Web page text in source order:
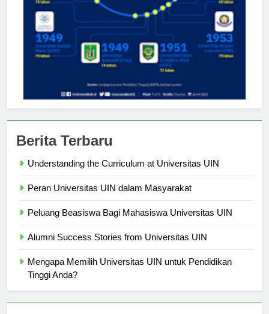
Berita Terbaru
Understanding the Curriculum at Universitas UIN
Peran Universitas UIN dalam Masyarakat
Peluang Beasiswa Bagi Mahasiswa Universitas UIN
Alumni Success Stories from Universitas UIN
Mengapa Memilih Universitas UIN untuk Pendidikan
Tinggi Anda?